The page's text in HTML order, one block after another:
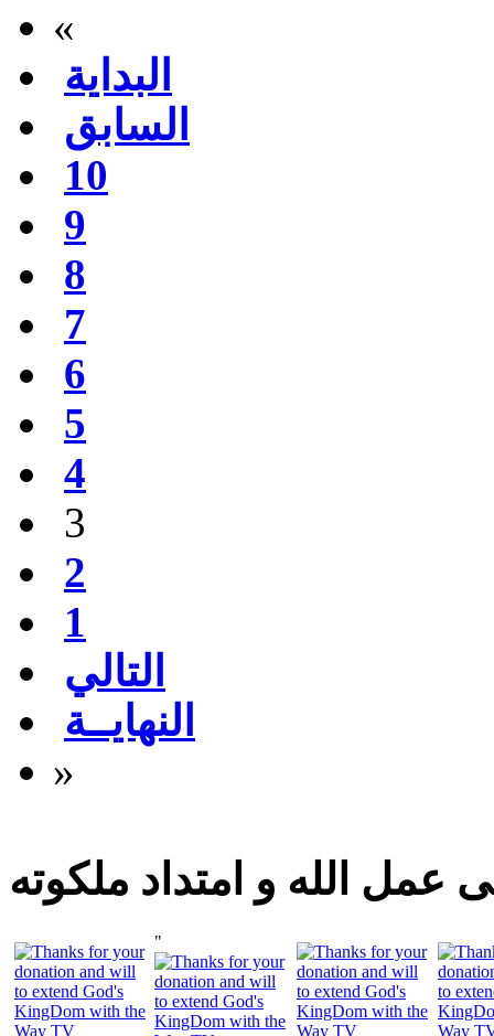
«
البداية
السابق
10
9
8
7
6
5
4
3
2
1
التالي
النهايــة
»
عمل الله و امتداد ملكوته
"